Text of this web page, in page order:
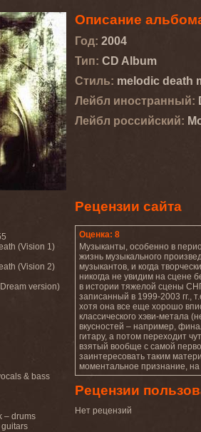
Описание
Год: 2004
Тип: CD Album
Стиль: melodic death
Лейбл иностранный:
Лейбл роcсийский:
(Vision 1)
(Vision 2)
version)
& bass
– drums
Рецензии сайта
Оценка: 8
Музыканты, особенно в
жизнь музыкального
музыкантов, и когда
никогда не увидим на сцене
в истории тяжелой сцены
записанный в 1999-2003 гг.,
хотя она все еще хорошо
классического хэви-метала
вкусностей – например,
гитару, а потом переходит
взятый вообще с самой
заинтересовать таким
моментальное признание,
Рецензии
Нет рецензий